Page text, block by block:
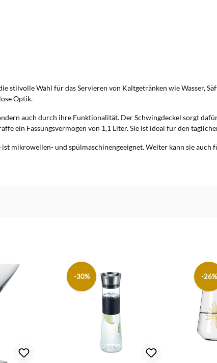
stilvolle Wahl für das Servieren von Kaltgetränken wie Wasser,
Optik.
auch durch ihre Funktionalität. Der Schwingdeckel sorgt
ein Fassungsvermögen von 1,1 Liter. Sie ist ideal für den
mikrowellen- und spülmaschinengeeignet. Weiter kann sie
-30% -26%